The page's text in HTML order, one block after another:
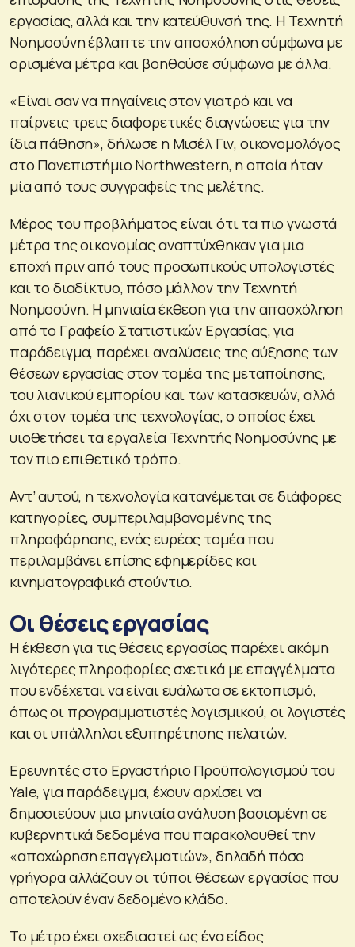
εργασίας, αλλά και την κατεύθυνσή της. Η Τεχνητή
Νοημοσύνη έβλαπτε την απασχόληση σύμφωνα με
ορισμένα μέτρα και βοηθούσε σύμφωνα με άλλα.
«Είναι σαν να πηγαίνεις στον γιατρό και να
παίρνεις τρεις διαφορετικές διαγνώσεις για την
ίδια πάθηση», δήλωσε η Μισέλ Γιν, οικονομολόγος
στο Πανεπιστήμιο Northwestern, η οποία ήταν
μία από τους συγγραφείς της μελέτης.
Μέρος του προβλήματος είναι ότι τα πιο γνωστά
μέτρα της οικονομίας αναπτύχθηκαν για μια
εποχή πριν από τους προσωπικούς υπολογιστές
και το διαδίκτυο, πόσο μάλλον την Τεχνητή
Νοημοσύνη. Η μηνιαία έκθεση για την απασχόληση
από το Γραφείο Στατιστικών Εργασίας, για
παράδειγμα, παρέχει αναλύσεις της αύξησης των
θέσεων εργασίας στον τομέα της μεταποίησης,
του λιανικού εμπορίου και των κατασκευών, αλλά
όχι στον τομέα της τεχνολογίας, ο οποίος έχει
υιοθετήσει τα εργαλεία Τεχνητής Νοημοσύνης με
τον πιο επιθετικό τρόπο.
Αντ’ αυτού, η τεχνολογία κατανέμεται σε διάφορες
κατηγορίες, συμπεριλαμβανομένης της
πληροφόρησης, ενός ευρέος τομέα που
περιλαμβάνει επίσης εφημερίδες και
κινηματογραφικά στούντιο.
Οι θέσεις εργασίας
Η έκθεση για τις θέσεις εργασίας παρέχει ακόμη
λιγότερες πληροφορίες σχετικά με επαγγέλματα
που ενδέχεται να είναι ευάλωτα σε εκτοπισμό,
όπως οι προγραμματιστές λογισμικού, οι λογιστές
και οι υπάλληλοι εξυπηρέτησης πελατών.
Ερευνητές στο Εργαστήριο Προϋπολογισμού του
Yale, για παράδειγμα, έχουν αρχίσει να
δημοσιεύουν μια μηνιαία ανάλυση βασισμένη σε
κυβερνητικά δεδομένα που παρακολουθεί την
«αποχώρηση επαγγελματιών», δηλαδή πόσο
γρήγορα αλλάζουν οι τύποι θέσεων εργασίας που
αποτελούν έναν δεδομένο κλάδο.
Το μέτρο έχει σχεδιαστεί ως ένα είδος